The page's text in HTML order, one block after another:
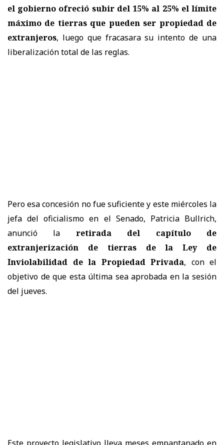
el gobierno ofreció subir del 15% al 25% el límite
máximo de tierras que pueden ser propiedad de
extranjeros, luego que fracasara su intento de una
liberalización total de las reglas.
Pero esa concesión no fue suficiente y este miércoles la
jefa del oficialismo en el Senado, Patricia Bullrich,
anunció la retirada del capítulo de
extranjerización de tierras de la Ley de
Inviolabilidad de la Propiedad Privada, con el
objetivo de que esta última sea aprobada en la sesión
del jueves.